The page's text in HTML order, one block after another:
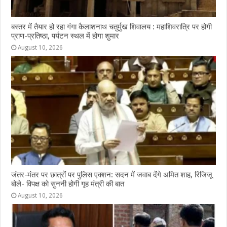
बस्तर में तैयार हो रहा गंगा कैलाशनाथ चतुर्मुख शिवालय : महाशिवरात्रि पर होगी
प्राण-प्रतिष्ठा, पर्यटन स्थल में होगा शुमार
August 10, 2026
जंतर-मंतर पर छात्रों पर पुलिस एक्शन: सदन में जवाब देंगे अमित शाह, रिजिजू
बोले- विपक्ष को सुननी होगी गृह मंत्री की बात
August 10, 2026